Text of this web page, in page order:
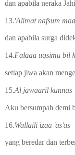
dan apabila neraka
13.'Alimat nafsum
dan apabila surga
14.Falaaa uqsimu bil
setiap jiwa akan
15.Al jawaaril kunnas
Aku bersumpah demi
16.Wallaili izaa 'as'as
yang beredar dan